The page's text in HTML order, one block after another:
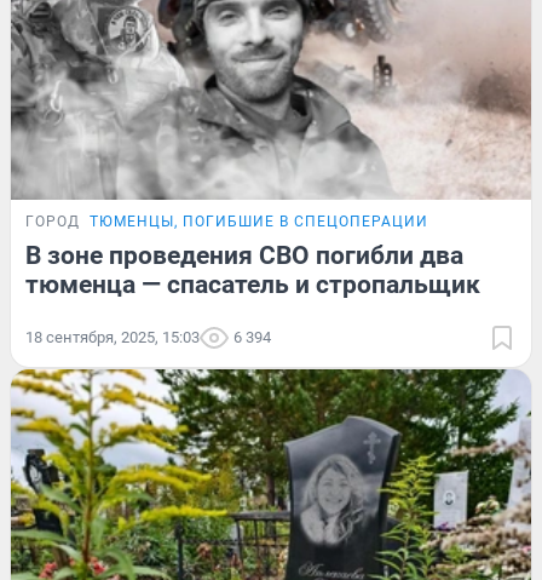
ГОРОД ТЮМЕНЦЫ, ПОГИБШИЕ В СПЕЦОПЕРАЦИИ
В зоне проведения СВО погибли два
тюменца — спасатель и стропальщик
18 сентября, 2025, 15:03 6 394